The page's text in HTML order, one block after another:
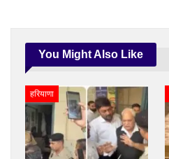
You Might Also Like
हरियाणा